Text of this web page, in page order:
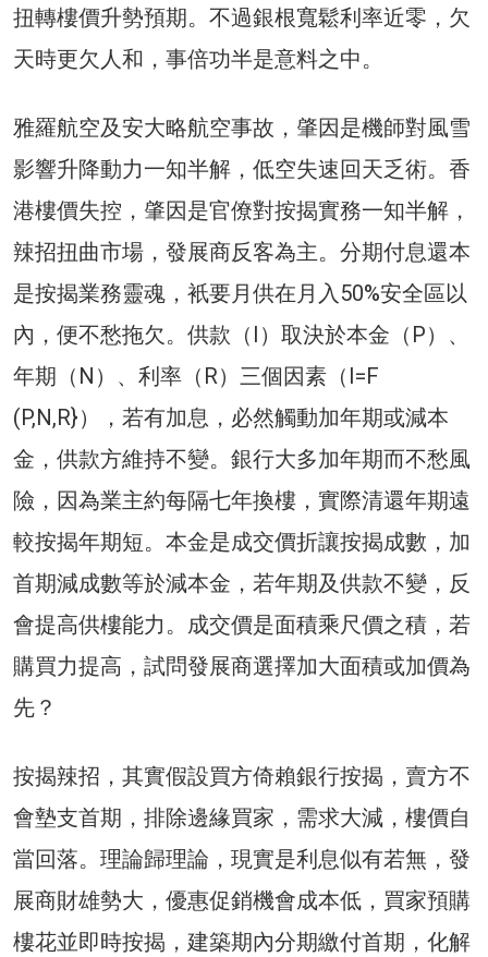
扭轉樓價升勢預期。不過銀根寬鬆利率近零，欠
天時更欠人和，事倍功半是意料之中。
雅羅航空及安大略航空事故，肇因是機師對風雪
影響升降動力一知半解，低空失速回天乏術。香
港樓價失控，肇因是官僚對按揭實務一知半解，
辣招扭曲市場，發展商反客為主。分期付息還本
是按揭業務靈魂，衹要月供在月入50%安全區以
內，便不愁拖欠。供款（I）取決於本金（P）、
年期（N）、利率（R）三個因素（I=F
(P,N,R}），若有加息，必然觸動加年期或減本
金，供款方維持不變。銀行大多加年期而不愁風
險，因為業主約每隔七年換樓，實際清還年期遠
較按揭年期短。本金是成交價折讓按揭成數，加
首期減成數等於減本金，若年期及供款不變，反
會提高供樓能力。成交價是面積乘尺價之積，若
購買力提高，試問發展商選擇加大面積或加價為
先？
按揭辣招，其實假設買方倚賴銀行按揭，賣方不
會墊支首期，排除邊緣買家，需求大減，樓價自
當回落。理論歸理論，現實是利息似有若無，發
展商財雄勢大，優惠促銷機會成本低，買家預購
樓花並即時按揭，建築期內分期繳付首期，化解